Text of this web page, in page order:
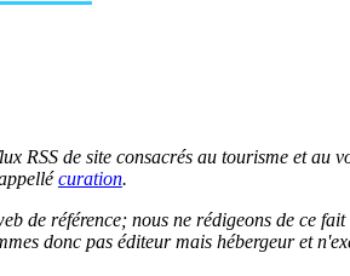
de site consacrés au tourisme et au
curation.
de référence; nous ne rédigeons de ce
donc pas éditeur mais hébergeur et